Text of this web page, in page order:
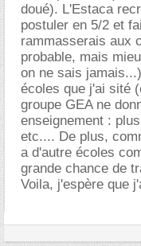
doué). L'Estaca
postuler en 5/2 et
rammasserais aux
probable, mais
on ne sais
écoles que j'ai sité
groupe GEA ne
enseignement :
etc.... De plus,
a d'autre écoles
grande chance de
Voila, j'espère que